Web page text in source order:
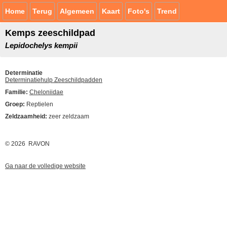
Home Terug Algemeen Kaart Foto's Trend
Kemps zeeschildpad
Lepidochelys kempii
Determinatie
Determinatiehulp Zeeschildpadden
Familie: Cheloniidae
Groep: Reptielen
Zeldzaamheid: zeer zeldzaam
© 2026 RAVON
Ga naar de volledige website